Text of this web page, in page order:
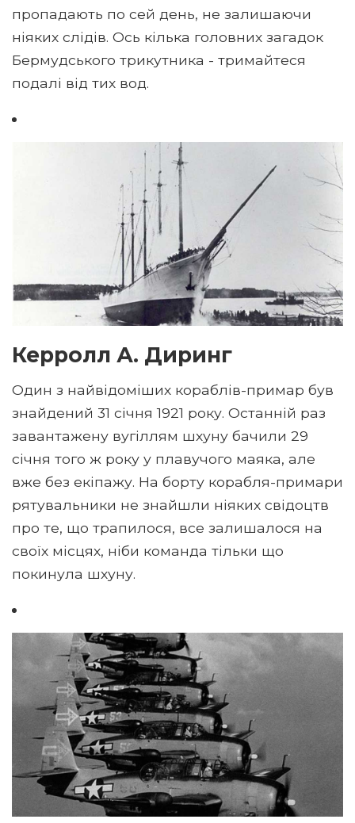
пропадають по сей день, не залишаючи
ніяких слідів. Ось кілька головних загадок
Бермудського трикутника - тримайтеся
подалі від тих вод.
Керролл А. Диринг
Один з найвідоміших кораблів-примар був
знайдений 31 січня 1921 року. Останній раз
завантажену вугіллям шхуну бачили 29
січня того ж року у плавучого маяка, але
вже без екіпажу. На борту корабля-примари
рятувальники не знайшли ніяких свідоцтв
про те, що трапилося, все залишалося на
своїх місцях, ніби команда тільки що
покинула шхуну.